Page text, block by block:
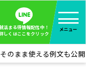
活まる得情報配信中！
しくはここをクリック
メニュー
全て見る
のまま使える例文も公開